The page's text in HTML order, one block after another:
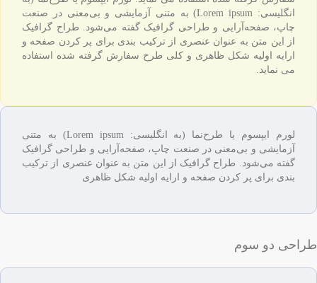
انگلیسی: Lorem ipsum) به متنی آزمایشی و بی‌معنی در صنعت
چاپ، صفحه‌آرایی و طراحی گرافیک گفته می‌شود. طراح گرافیک
از این متن به عنوان عنصری از ترکیب بندی برای پر کردن صفحه و
ارایه اولیه شکل ظاهری و کلی طرح سفارش گرفته شده استفاده
می نماید.
لورم ایپسوم یا طرح‌نما (به انگلیسی: Lorem ipsum) به متنی
آزمایشی و بی‌معنی در صنعت چاپ، صفحه‌آرایی و طراحی گرافیک
گفته می‌شود. طراح گرافیک از این متن به عنوان عنصری از ترکیب
بندی برای پر کردن صفحه و ارایه اولیه شکل ظاهری
طراحی دو سوم